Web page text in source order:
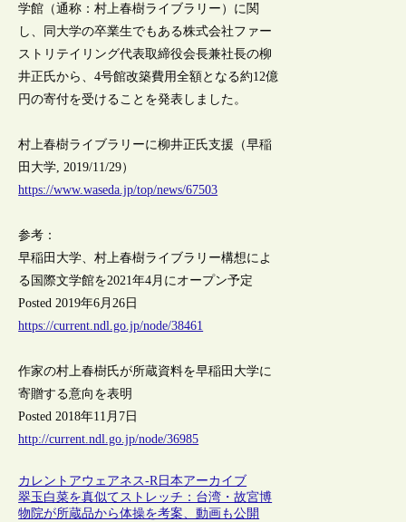
学館（通称：村上春樹ライブラリー）に関
し、同大学の卒業生でもある株式会社ファー
ストリテイリング代表取締役会長兼社長の柳
井正氏から、4号館改築費用全額となる約12億
円の寄付を受けることを発表しました。
村上春樹ライブラリーに柳井正氏支援（早稲
田大学, 2019/11/29）
https://www.waseda.jp/top/news/67503
参考：
早稲田大学、村上春樹ライブラリー構想によ
る国際文学館を2021年4月にオープン予定
Posted 2019年6月26日
https://current.ndl.go.jp/node/38461
作家の村上春樹氏が所蔵資料を早稲田大学に
寄贈する意向を表明
Posted 2018年11月7日
http://current.ndl.go.jp/node/36985
カレントアウェアネス-R日本アーカイブ
翠玉白菜を真似てストレッチ：台湾・故宮博
物院が所蔵品から体操を考案、動画も公開